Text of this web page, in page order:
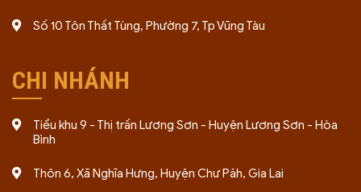
Số 10 Tôn Thất Tùng, Phường 7, Tp Vũng Tàu
CHI NHÁNH
Tiểu khu 9 - Thị trấn Lương Sơn - Huyện Lương Sơn - Hòa
Bình
Thôn 6, Xã Nghĩa Hưng, Huyện Chư Păh, Gia Lai